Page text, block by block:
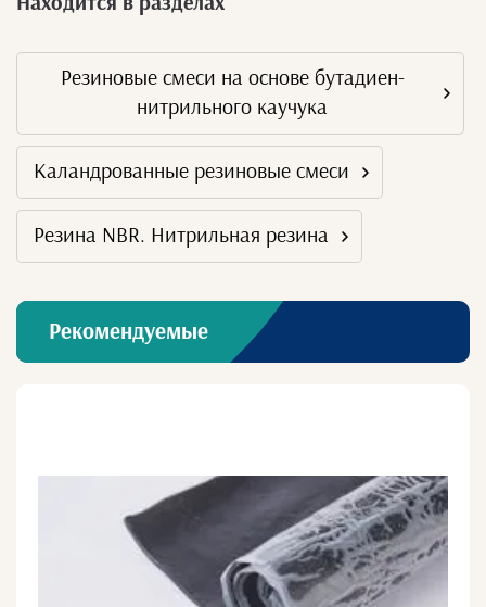
Резиновые смеси на основе бутадиен-
нитрильного каучука
Каландрованные резиновые смеси
Резина NBR. Нитрильная резина
Рекомендуемые